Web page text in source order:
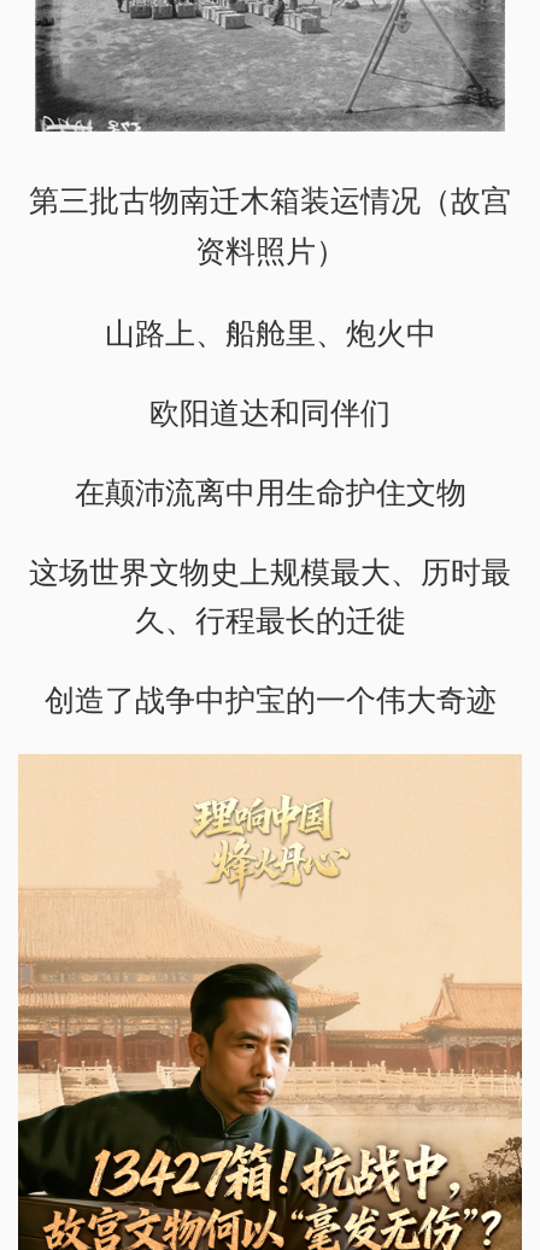
第三批古物南迁木箱装运情况（故宫
资料照片）
山路上、船舱里、炮火中
欧阳道达和同伴们
在颠沛流离中用生命护住文物
这场世界文物史上规模最大、历时最
久、行程最长的迁徙
创造了战争中护宝的一个伟大奇迹